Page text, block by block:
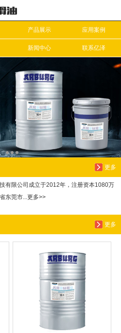
产品展示 应用案例
新闻中心 联系亿泽
更多
有限公司成立于2012年，注册资本1080万
东莞市...更多>>
更多
搜索